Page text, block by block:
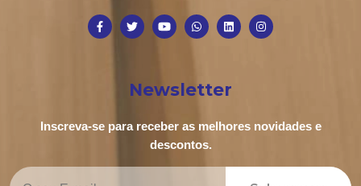
Newsletter
Inscreva-se para receber as melhores novidades e
descontos.